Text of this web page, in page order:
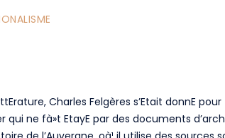
Charles Felgères s’Etait donnE
ne fà»t EtayE par des documents